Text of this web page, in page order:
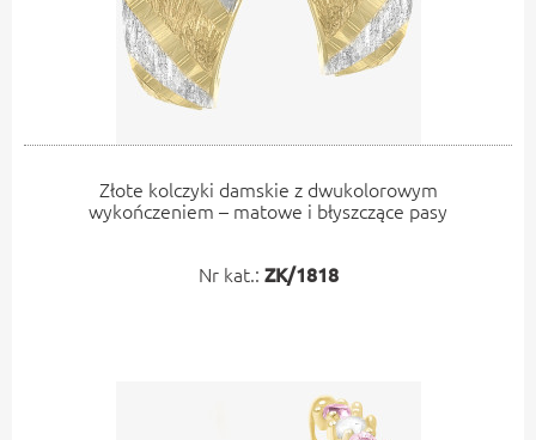
Złote kolczyki damskie z dwukolorowym
wykończeniem – matowe i błyszczące pasy
Nr kat.: ZK/1818